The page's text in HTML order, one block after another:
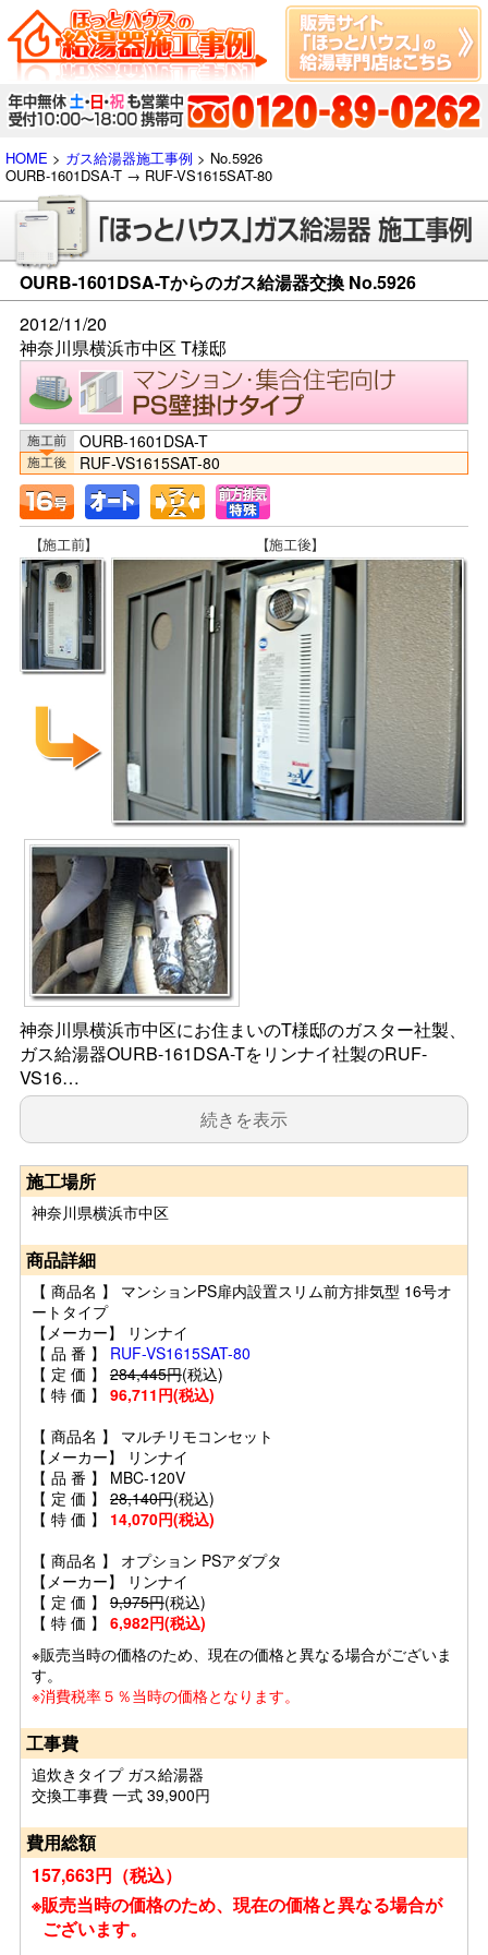
HOME > ガス給湯器施工事例 > No.5926
OURB-1601DSA-T → RUF-VS1615SAT-80
OURB-1601DSA-Tからのガス給湯器交換 No.5926
2012/11/20
神奈川県横浜市中区 T様邸
OURB-1601DSA-T
RUF-VS1615SAT-80
神奈川県横浜市中区にお住まいのT様邸のガスター社製、
ガス給湯器OURB-161DSA-Tをリンナイ社製のRUF-
VS16…
続きを表示
施工場所
神奈川県横浜市中区
商品詳細
【 商品名 】 マンションPS扉内設置スリム前方排気型 16号オ
ートタイプ
【メーカー】 リンナイ
【 品 番 】 RUF-VS1615SAT-80
【 定 価 】 284,445円(税込)
【 特 価 】 96,711円(税込)
【 商品名 】 マルチリモコンセット
【メーカー】 リンナイ
【 品 番 】 MBC-120V
【 定 価 】 28,140円(税込)
【 特 価 】 14,070円(税込)
【 商品名 】 オプション PSアダプタ
【メーカー】 リンナイ
【 定 価 】 9,975円(税込)
【 特 価 】 6,982円(税込)
※販売当時の価格のため、現在の価格と異なる場合がございま
す。
※消費税率５％当時の価格となります。
工事費
追炊きタイプ ガス給湯器
交換工事費 一式 39,900円
費用総額
157,663円（税込）
※販売当時の価格のため、現在の価格と異なる場合が
ございます。